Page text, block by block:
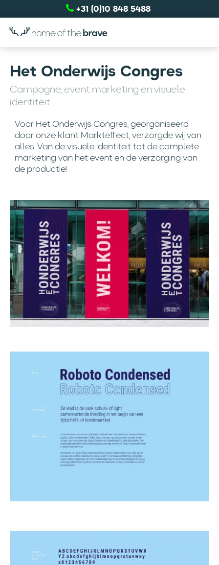
+31 (0)10 848 5488
Het Onderwijs Congres
Campagne, event marketing en visuele
identiteit
Voor Het Onderwijs Congres, georganiseerd
door onze klant Markteffect, verzorgde wij van
alles. Van de visuele identiteit tot de complete
marketing van het event en de verzorging van
de productie!